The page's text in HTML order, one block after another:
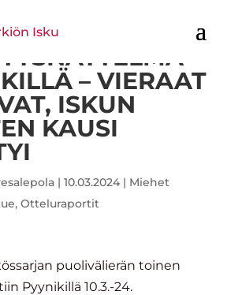
– VIERAAT
ISKUN
KAUSI
| 10.03.2024| Miehet
, Otteluraportit
puolivälierän toinen
Pyynikillä 10.3.-24.